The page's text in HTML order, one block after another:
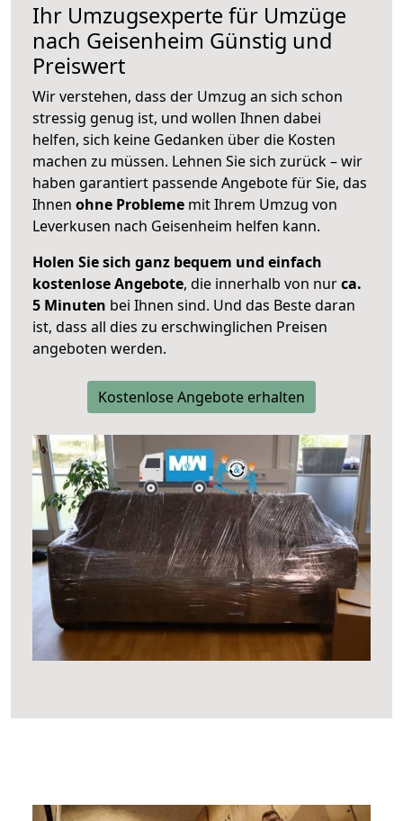
Ihr Umzugsexperte für Umzüge
nach Geisenheim Günstig und
Preiswert
Wir verstehen, dass der Umzug an sich schon
stressig genug ist, und wollen Ihnen dabei
helfen, sich keine Gedanken über die Kosten
machen zu müssen. Lehnen Sie sich zurück – wir
haben garantiert passende Angebote für Sie, das
Ihnen ohne Probleme mit Ihrem Umzug von
Leverkusen nach Geisenheim helfen kann.
Holen Sie sich ganz bequem und einfach
kostenlose Angebote, die innerhalb von nurca.
5 Minuten bei Ihnen sind. Und das Beste daran
ist, dass all dies zu erschwinglichen Preisen
angeboten werden.
Kostenlose Angebote erhalten